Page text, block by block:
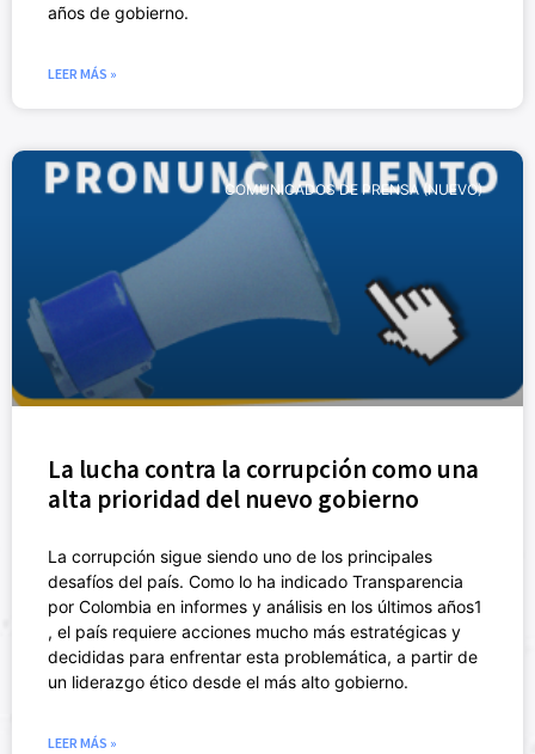
años de gobierno.
LEER MÁS »
COMUNICADOS DE PRENSA (NUEVO)
La lucha contra la corrupción como una
alta prioridad del nuevo gobierno
La corrupción sigue siendo uno de los principales
desafíos del país. Como lo ha indicado Transparencia
por Colombia en informes y análisis en los últimos años1
, el país requiere acciones mucho más estratégicas y
decididas para enfrentar esta problemática, a partir de
un liderazgo ético desde el más alto gobierno.
LEER MÁS »